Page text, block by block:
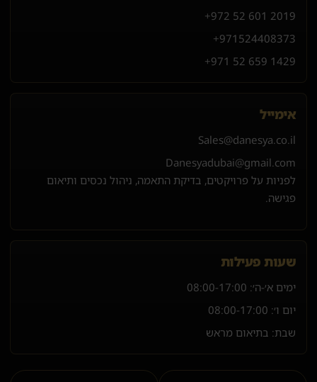
+972 52 601 2019
+971 524408373
+971 52 659 1429
אימייל
Sales@danesya.co.il
Danesyadubai@gmail.com
לפניות על פרויקטים, בדיקת התאמה, ניהול נכסים ותיאום
פגישה.
שעות פעילות
ימים א׳-ה׳: 08:00-17:00
יום ו׳: 08:00-17:00
שבת: בתיאום מראש